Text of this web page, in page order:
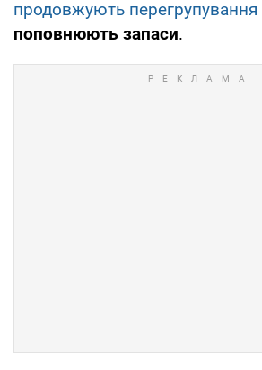
продовжують перегрупування
поповнюють запаси.